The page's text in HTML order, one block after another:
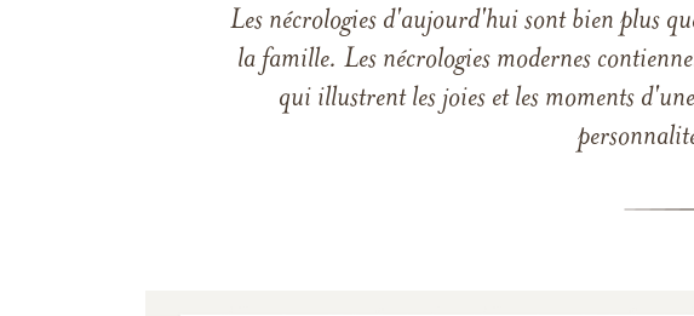
Les nécrologies d'aujourd'hui sont bien plus
la famille. Les nécrologies modernes
qui illustrent les joies et les moments